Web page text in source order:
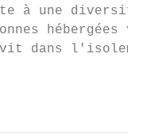
à une
hébergées
dans